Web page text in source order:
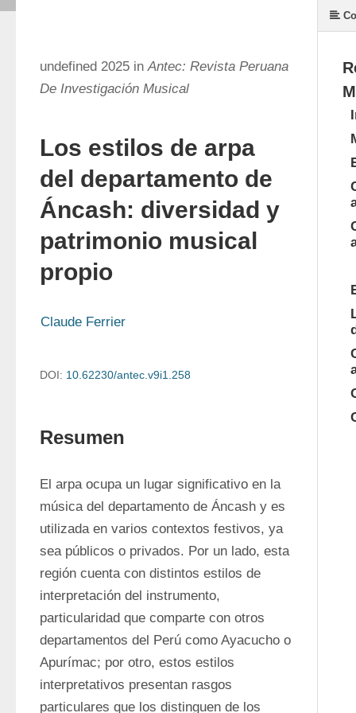
undefined 2025 inAntec: Revista Peruana
De Investigación Musical
Los estilos de arpa
del departamento de
Áncash: diversidad y
patrimonio musical
propio
Claude Ferrier
DOI: 10.62230/antec.v9i1.258
Resumen
El arpa ocupa un lugar significativo en la
música del departamento de Áncash y es
utilizada en varios contextos festivos, ya
sea públicos o privados. Por un lado, esta
región cuenta con distintos estilos de
interpretación del instrumento,
particularidad que comparte con otros
departamentos del Perú como Ayacucho o
Apurímac; por otro, estos estilos
interpretativos presentan rasgos
particulares que los distinguen de los